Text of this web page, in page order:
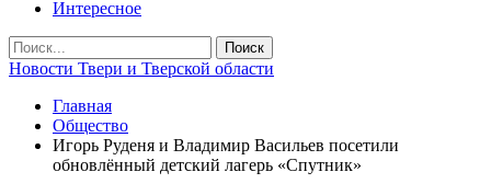
Интересное
Новости Твери и Тверской области
Главная
Общество
Игорь Руденя и Владимир Васильев посетили
обновлённый детский лагерь «Спутник»